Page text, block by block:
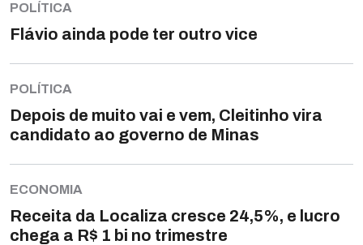
POLÍTICA
Flávio ainda pode ter outro vice
POLÍTICA
Depois de muito vai e vem, Cleitinho vira
candidato ao governo de Minas
ECONOMIA
Receita da Localiza cresce 24,5%, e lucro
chega a R$ 1 bi no trimestre